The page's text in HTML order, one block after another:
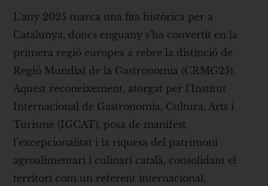
L’any 2025 marca una fita històrica per a
Catalunya, doncs enguany s’ha convertit en la
primera regió europea a rebre la distinció de
Regió Mundial de la Gastronomia (CRMG25).
Aquest reconeixement, atorgat per l’Institut
Internacional de Gastronomia, Cultura, Arts i
Turisme (IGCAT), posa de manifest
l’excepcionalitat i la riquesa del patrimoni
agroalimentari i culinari català, consolidant el
territori com un referent internacional.